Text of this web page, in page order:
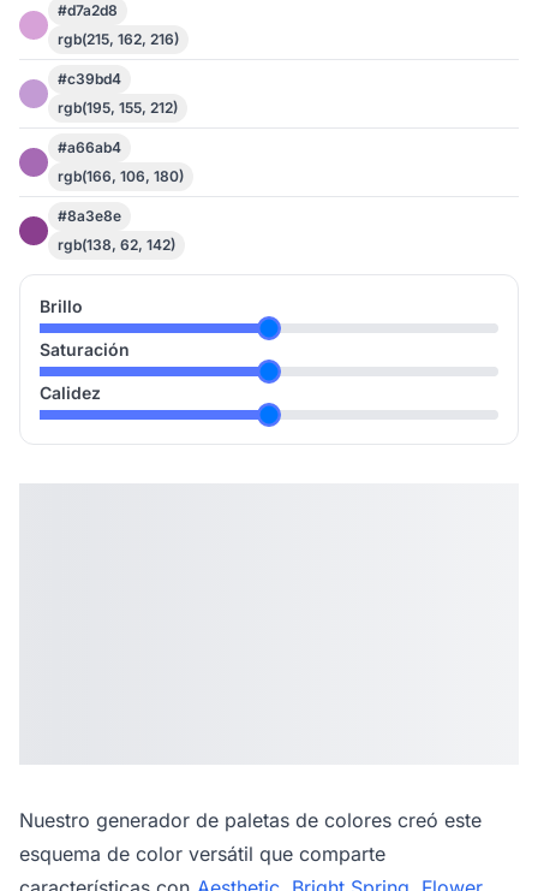
#d7a2d8
rgb(215, 162, 216)
#c39bd4
rgb(195, 155, 212)
#a66ab4
rgb(166, 106, 180)
#8a3e8e
rgb(138, 62, 142)
Brillo
Saturación
Calidez
Nuestro generador de paletas de colores creó este
esquema de color versátil que comparte